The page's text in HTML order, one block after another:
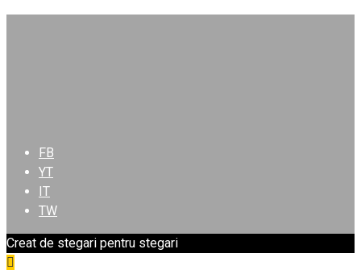
FB
YT
IT
TW
Creat de stegari pentru stegari